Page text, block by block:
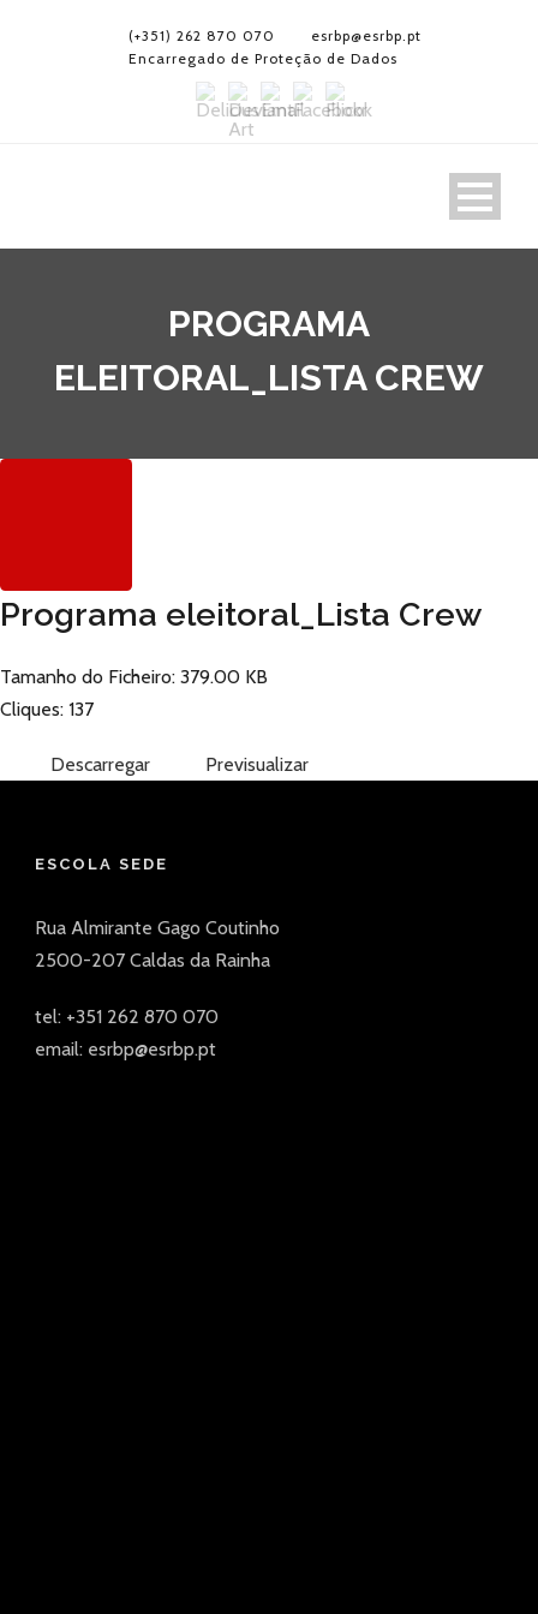
(+351) 262 870 070
esrbp@esrbp.pt
Encarregado de Proteção de Dados
PROGRAMA
ELEITORAL_LISTA CREW
Programa eleitoral_Lista Crew
Tamanho do Ficheiro: 379.00 KB
Cliques: 137
Descarregar Previsualizar
ESCOLA SEDE
Rua Almirante Gago Coutinho
2500-207 Caldas da Rainha
tel: +351 262 870 070
email: esrbp@esrbp.pt